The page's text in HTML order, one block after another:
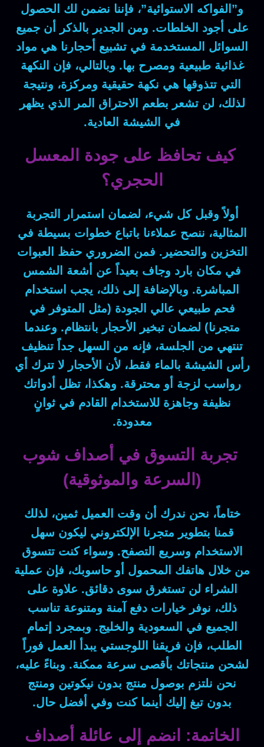
و”الفواكه الاستوائية”، فإننا نضمن لك الحصول
على أجود الخلطات. ومن الجدير بالذكر
أن جميع
السوائل المستخدمة في تشبيع أحجارنا هي مواد
غذائية طبيعية ومصرح بها. وبالتالي، فإن النكهة
التي تتذوقها هي نكهة حقيقية ومركزة، ونتيجة
لذلك، لن تشعر بطعم الاحتراق المر الذي يظهر
في الشيشة العادية.
كيف تحافظ على جودة المعسل
الحجري؟
أولاً وقبل كل شيء، لضمان استمرار التجربة
المثالية، ننصح عملاءنا باتباع خطوات بسيطة في
التخزين والتحضير. فمن الضروري حفظ العبوات
في مكان بارد وجاف بعيداً عن أشعة الشمس
المباشرة. وبالإضافة إلى ذلك، يجب استخدام
فحم طبيعي عالي الجودة (مثل المتوفر في
متجرنا) لضمان تبخير الأحجار بانتظام. وعندما
تنتهي من الجلسة، فإنه من السهل جداً تنظيف
رأس الشيشة بالماء فقط،لأن الأحجار لا تترك أي
رواسب لزجة أو محترقة. وهكذا، تظل أدواتك
نظيفة وجاهزة للاستخدام القادم في ثوانٍ
معدودة.
تجربة التسوق في أصداف شوب
(السرعة والموثوقية)
ختاماً، نحن ندرك أن وقت العميل ثمين، لذلك
قمنا بتطوير متجرنا الإلكتروني ليكون سهل
الاستخدام وسريع التصفح. وسواء كنت تتسوق
من خلال هاتفك المحمول أو حاسوبك، فإن عملية
الشراء لن تستغرق سوى دقائق. علاوة على
ذلك، نوفر خيارات دفع آمنة ومتنوعة تناسب
الجميع في السعودية والخليج. وبمجرد إتمام
الطلب، فإن فريقنا اللوجستي يبدأ العمل فوراً
لشحن منتجاتك بأقصى سرعة ممكنة. وبناءً عليه،
نحن نلتزم بوصول منتج بدون نيكوتين ومنتج
بدون تبغ إليك أينما كنت وفي أفضل حال.
الخاتمة: انضم إلى عائلة أصداف